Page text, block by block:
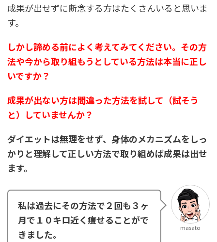
成果が出せずに断念する方はたくさんいると思いま
す。
しかし諦める前によく考えてみてください。その方
法や今から取り組もうとしている方法は本当に正し
いですか？
成果が出ない方は間違った方法を試して（試そう
と）していませんか？
ダイエットは無理をせず、身体のメカニズムをしっ
かりと理解して正しい方法で取り組めば成果は出せ
ます。
私は過去にその方法で２回も３ヶ
月で１０キロ近く痩せることがで
きました。
masato